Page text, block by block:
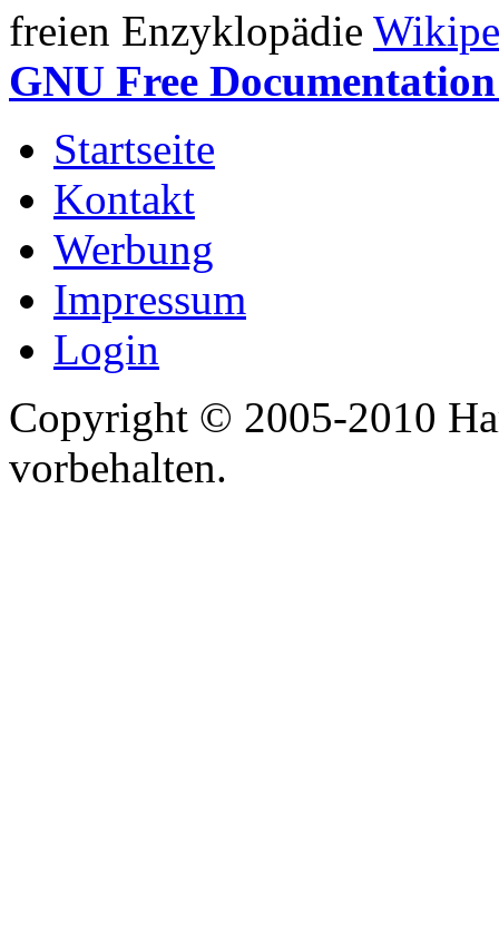
freien Enzyklopädie
GNU Free
Startseite
Kontakt
Werbung
Impressum
Login
Copyright © 2005-2010
vorbehalten.